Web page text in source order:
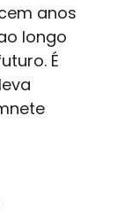
anos
longo
É